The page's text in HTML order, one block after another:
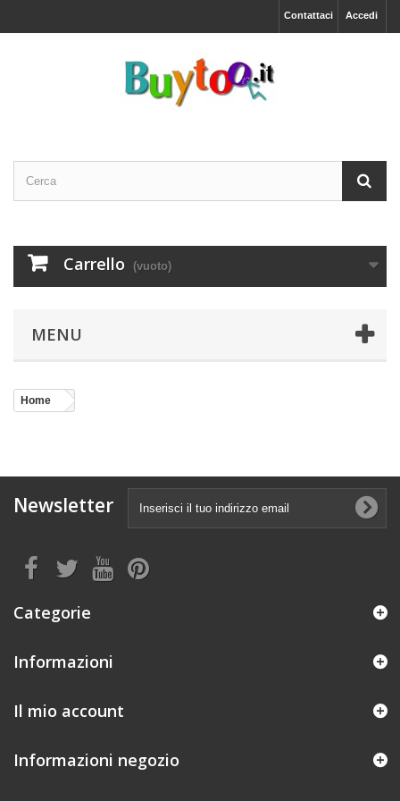
Accedi
Contattaci
Carrello (vuoto)
MENU
Home
Newsletter
Categorie
Informazioni
Il mio account
Informazioni negozio